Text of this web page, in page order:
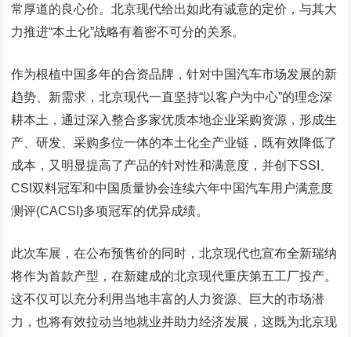
常厚道的良心价。北京现代给出如此有诚意的定价，与其大
力推进“本土化”战略有着密不可分的关系。
作为根植中国多年的合资品牌，针对中国汽车市场发展的新
趋势、新需求，北京现代一直坚持“以客户为中心”的理念深
耕本土，通过深入整合多家优质本地企业采购资源，形成生
产、研发、采购多位一体的本土化全产业链，既有效降低了
成本，又明显提高了产品的针对性和满意度，并创下SSI、
CSI双料冠军和中国质量协会连续六年中国汽车用户满意度
测评(CACSI)多项冠军的优异成绩。
此次车展，在公布预售价的同时，北京现代也宣布全新瑞纳
将作为首款产型，在新建成的北京现代重庆第五工厂投产。
这不仅可以充分利用当地丰富的人力资源、巨大的市场潜
力，也将有效拉动当地就业并助力经济发展，这既为北京现